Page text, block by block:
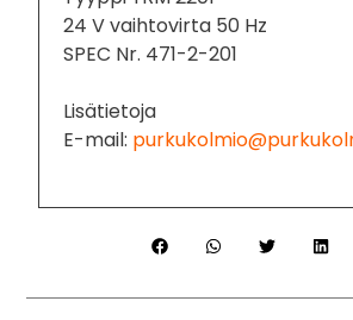
24 V vaihtovirta 50 Hz
SPEC Nr. 471-2-201
Lisätietoja
E-mail: